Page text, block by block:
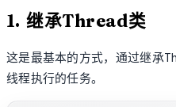
1. 继承Thread类
这是最基本的方式，通过继承
线程执行的任务。